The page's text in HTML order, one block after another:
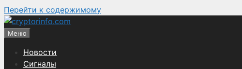
Перейти к содержимому
Меню
Новости
Сигналы